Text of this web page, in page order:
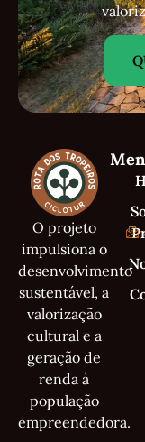
O projeto
impulsiona o
desenvolvimento
sustentável, a
valorização
cultural e a
geração de
renda à
população
empreendedora.